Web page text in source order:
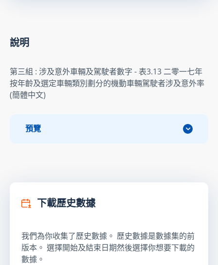
說明
第三組 : 涉及意外車輛及駕駛者數字 - 表3.13 二零一七年
按年齡及選定車輛類別劃分的機動車輛駕駛者涉及意外率
(簡體中文)
預覽
下載歷史數據
我們為你收集了歷史數據。 歷史數據是數據集的前
版本。 選擇開始及結束日期然後選擇你想要下載的
數據。